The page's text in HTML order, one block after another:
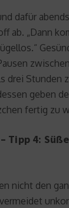
dafür
ab. „Dann
drei Stunden
geben
fertig zu
Tipp 4:
nicht den